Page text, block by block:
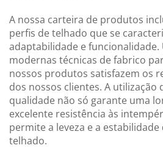
A nossa carteira de produtos
perfis de telhado que se
adaptabilidade e funcionalidade.
modernas técnicas de fabrico
nossos produtos satisfazem os
dos nossos clientes. A utilização
qualidade não só garante uma
excelente resistência às
permite a leveza e a
telhado.